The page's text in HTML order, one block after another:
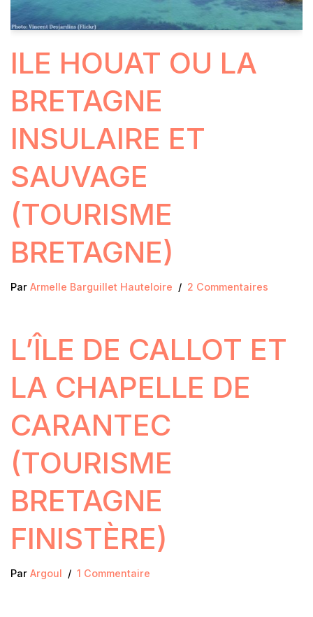
ILE HOUAT OU LA
BRETAGNE
INSULAIRE ET
SAUVAGE
(TOURISME
BRETAGNE)
Par Armelle Barguillet Hauteloire 2 Commentaires
L’ÎLE DE CALLOT ET
LA CHAPELLE DE
CARANTEC
(TOURISME
BRETAGNE
FINISTÈRE)
Par Argoul 1 Commentaire